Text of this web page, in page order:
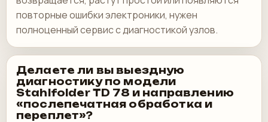
повторные ошибки электроники, нужен
полноценный сервис с диагностикой узлов.
Делаете ли вы выездную
диагностику по модели
Stahlfolder TD 78 и направлению
«послепечатная обработка и
переплет»?